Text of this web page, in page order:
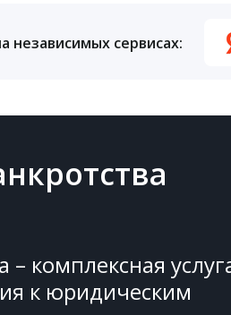
независимых сервисах:
комплексная
к юридическим